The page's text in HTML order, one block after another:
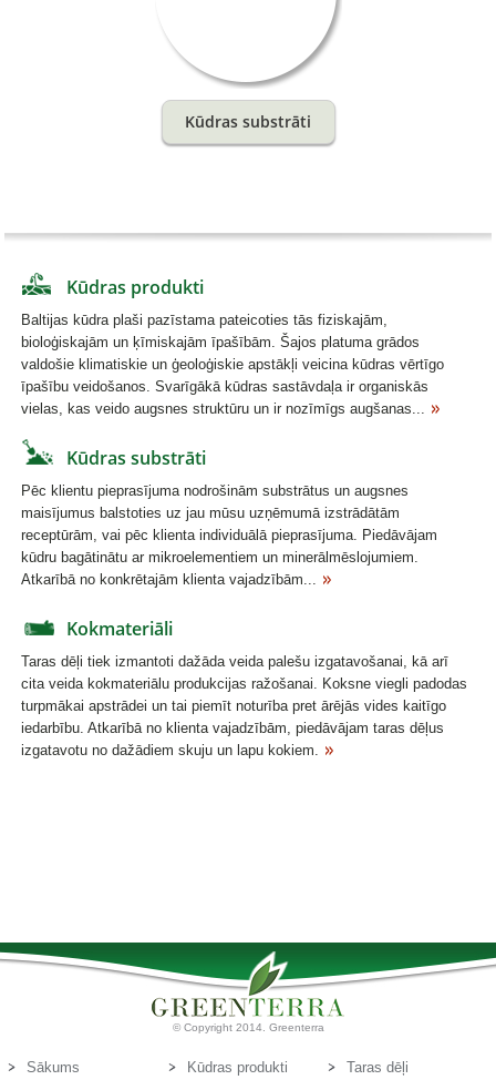
Kūdras substrāti
Kūdras produkti
Baltijas kūdra plaši pazīstama pateicoties tās fiziskajām,
bioloģiskajām un ķīmiskajām īpašībām. Šajos platuma grādos
valdošie klimatiskie un ģeoloģiskie apstākļi veicina kūdras vērtīgo
īpašību veidošanos. Svarīgākā kūdras sastāvdaļa ir organiskās
vielas, kas veido augsnes struktūru un ir nozīmīgs augšanas...
Kūdras substrāti
Pēc klientu pieprasījuma nodrošinām substrātus un augsnes
maisījumus balstoties uz jau mūsu uzņēmumā izstrādātām
receptūrām, vai pēc klienta individuālā pieprasījuma. Piedāvājam
kūdru bagātinātu ar mikroelementiem un minerālmēslojumiem.
Atkarībā no konkrētajām klienta vajadzībām...
Kokmateriāli
Taras dēļi tiek izmantoti dažāda veida palešu izgatavošanai, kā arī
cita veida kokmateriālu produkcijas ražošanai. Koksne viegli padodas
turpmākai apstrādei un tai piemīt noturība pret ārējās vides kaitīgo
iedarbību. Atkarībā no klienta vajadzībām, piedāvājam taras dēļus
izgatavotu no dažādiem skuju un lapu kokiem.
© Copyright 2014. Greenterra
Sākums Kūdras produkti
Taras dēļi